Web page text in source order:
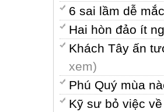
6 sai lầm dễ
Hai hòn đảo ít
Khách Tây ấn
xem)
Phú Quý mùa
Kỹ sư bỏ việc